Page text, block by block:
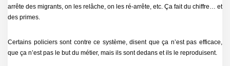
arrête des migrants, on les relâche, on les ré-arrête, etc. Ça fait du chiffre… et
des primes.
Certains policiers sont contre ce système, disent que ça n’est pas efficace,
que ça n’est pas le but du métier, mais ils sont dedans et ils le reproduisent.